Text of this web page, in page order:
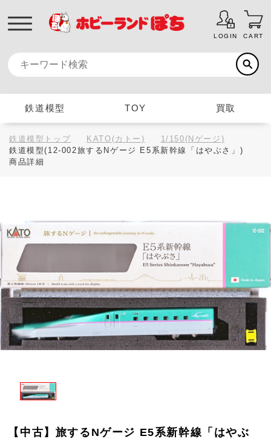
LOGIN CART
鉄道模型 TOY 買取
鉄道模型トップ KATO(カトー)
1/150(Nゲージ)
鉄道模型(12-002旅するNゲージ E5系新幹線「はやぶさ」)
商品詳細
【中古】旅するNゲージ E5系新幹線「はやぶ